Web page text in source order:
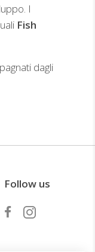
I
Fish
dagli
Follow us